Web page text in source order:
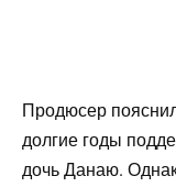
Продюсер
долгие годы
дочь Данаю.